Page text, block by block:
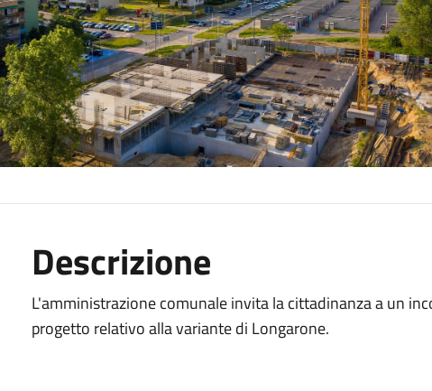
Descrizione
L'amministrazione comunale invita la cittadinanza a un
progetto relativo alla variante di Longarone.